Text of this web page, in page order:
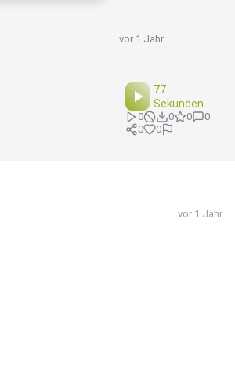
vor 1 Jahr
77
Sekunden
0 0 0
0
0
0
vor 1 Jahr